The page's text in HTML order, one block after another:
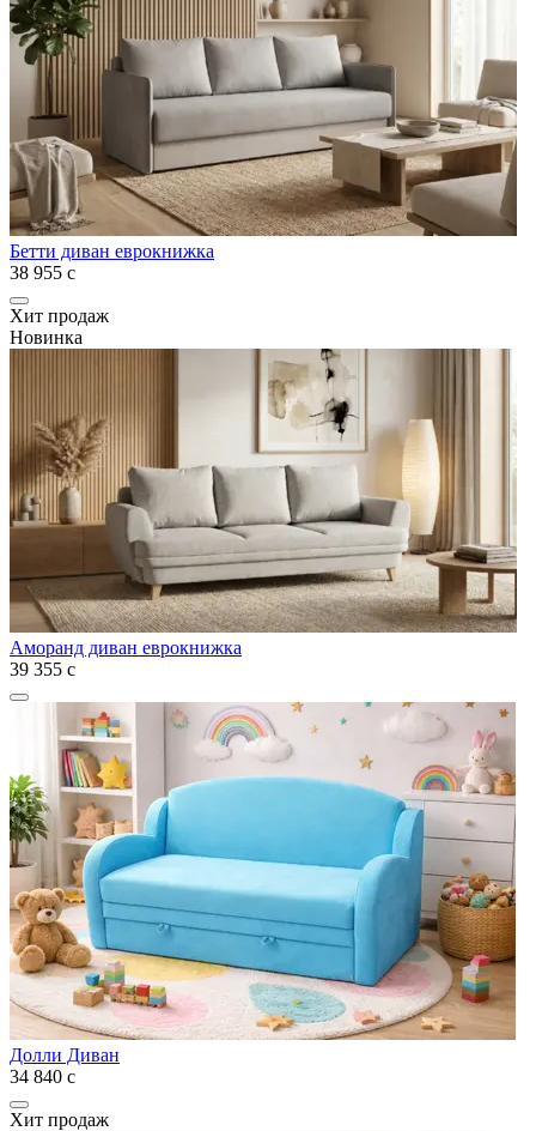
Бетти диван еврокнижка
38 955 с
Хит продаж
Новинка
Аморанд диван еврокнижка
39 355 с
Долли Диван
34 840 с
Хит продаж